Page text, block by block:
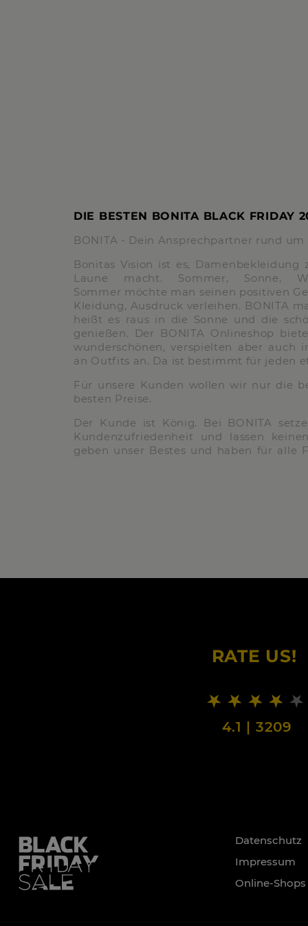
DIE BESTEN BONITA BLACK FRIDAY
BONITA - Dein Ansprechpartner rund
Bonitas Vision ist es,
Laune macht. Sommer, Sonne,
Sommer möchte man seinen positiven
Kleidung, Ausdruck verleihen. BONITA
heißt es raus in die Sonne und die
genießen. Der BONITA Onlineshop
wunderschönen, verspielten aber auch
an Outfits an. Da ist bestimmt für jeden
Für unsere Kunden wollen wir nur die
besten Preise.
Der Kunde ist König. Bei BONITA
Kundenzufriedenheit und lassen
geben unser Bestes und haben für alle
RATE US!
4.1 | 3209
Datenschutz
Impressum
Online-Shops